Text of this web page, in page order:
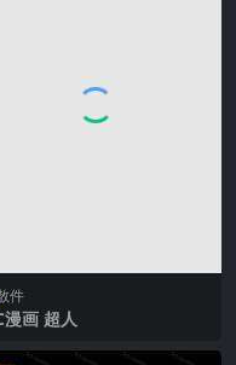
件
漫画 超人